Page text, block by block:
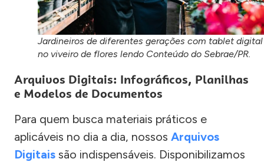
Jardineiros de diferentes gerações com tablet digital
no viveiro de flores lendo Conteúdo do Sebrae/PR.
Arquivos Digitais: Infográficos, Planilhas
e Modelos de Documentos
Para quem busca materiais práticos e
aplicáveis no dia a dia, nossos Arquivos
Digitais são indispensáveis. Disponibilizamos